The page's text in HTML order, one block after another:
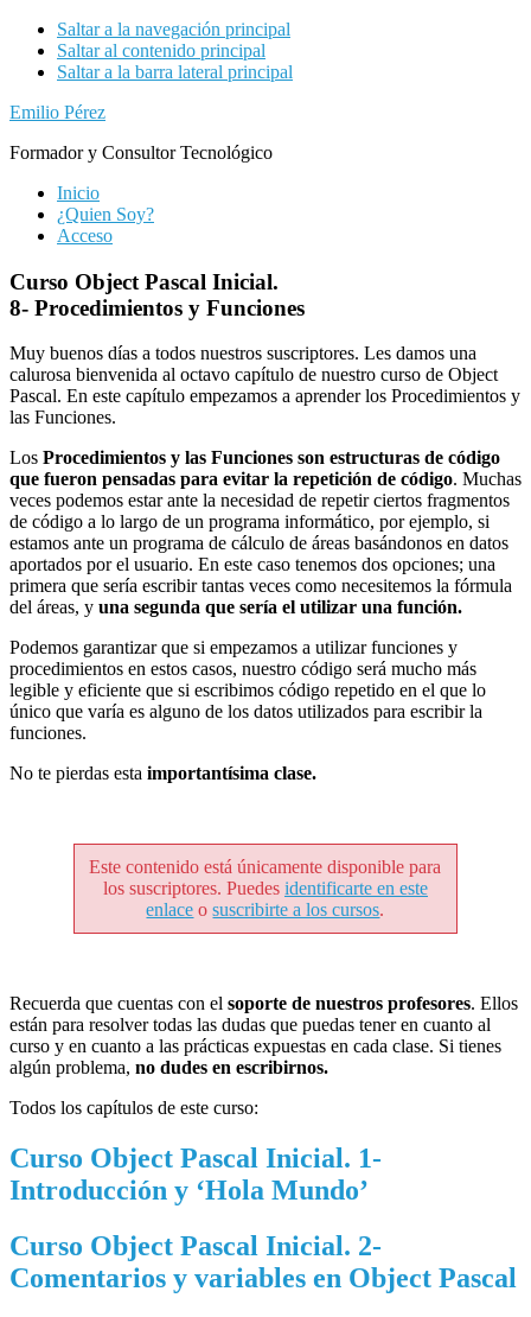
Saltar a la navegación principal
Saltar al contenido principal
Saltar a la barra lateral principal
Emilio Pérez
Formador y Consultor Tecnológico
Inicio
¿Quien Soy?
Acceso
Curso Object Pascal Inicial.
8- Procedimientos y Funciones
Muy buenos días a todos nuestros suscriptores. Les damos una
calurosa bienvenida al octavo capítulo de nuestro curso de Object
Pascal. En este capítulo empezamos a aprender los Procedimientos y
las Funciones.
Los Procedimientos y las Funciones son estructuras de código
que fueron pensadas para evitar la repetición de código. Muchas
veces podemos estar ante la necesidad de repetir ciertos fragmentos
de código a lo largo de un programa informático, por ejemplo, si
estamos ante un programa de cálculo de áreas basándonos en datos
aportados por el usuario. En este caso tenemos dos opciones; una
primera que sería escribir tantas veces como necesitemos la fórmula
del áreas, y una segunda que sería el utilizar una función.
Podemos garantizar que si empezamos a utilizar funciones y
procedimientos en estos casos, nuestro código será mucho más
legible y eficiente que si escribimos código repetido en el que lo
único que varía es alguno de los datos utilizados para escribir la
funciones.
No te pierdas esta importantísima clase.
Este contenido está únicamente disponible para
los suscriptores. Puedes identificarte en este
enlace osuscribirte a los cursos.
Recuerda que cuentas con el soporte de nuestros profesores. Ellos
están para resolver todas las dudas que puedas tener en cuanto al
curso y en cuanto a las prácticas expuestas en cada clase. Si tienes
algún problema, no dudes en escribirnos.
Todos los capítulos de este curso:
Curso Object Pascal Inicial. 1-
Introducción y ‘Hola Mundo’
Curso Object Pascal Inicial. 2-
Comentarios y variables en Object Pascal